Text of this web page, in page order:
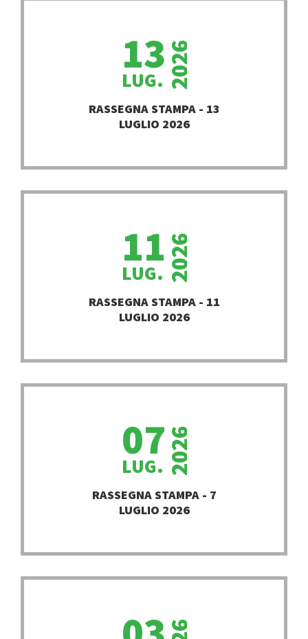
13
LUG. 2026
RASSEGNA STAMPA - 13
LUGLIO 2026
11
LUG. 2026
RASSEGNA STAMPA - 11
LUGLIO 2026
07
LUG. 2026
RASSEGNA STAMPA - 7
LUGLIO 2026